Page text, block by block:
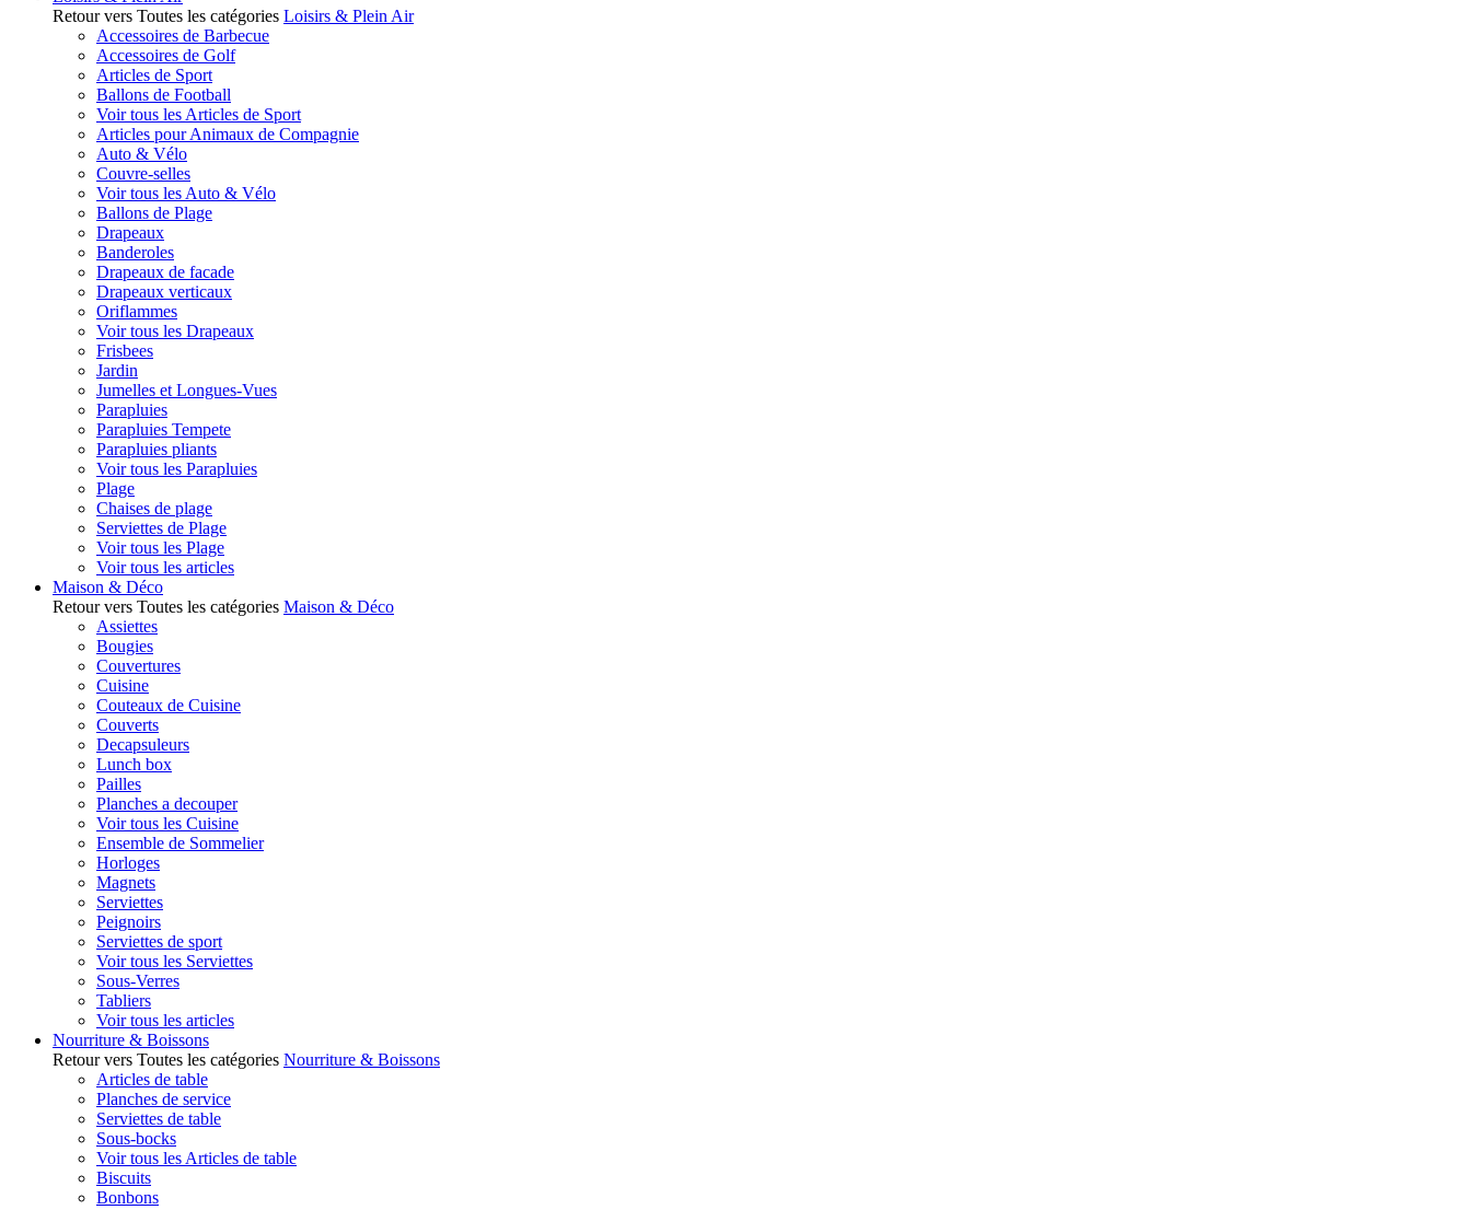
Retour vers Toutes les catégories Loisirs & Plein Air
Accessoires de Barbecue
Accessoires de Golf
Articles de Sport
Ballons de Football
Voir tous les Articles de Sport
Articles pour Animaux de Compagnie
Auto & Vélo
Couvre-selles
Voir tous les Auto & Vélo
Ballons de Plage
Drapeaux
Banderoles
Drapeaux de facade
Drapeaux verticaux
Oriflammes
Voir tous les Drapeaux
Frisbees
Jardin
Jumelles et Longues-Vues
Parapluies
Parapluies Tempete
Parapluies pliants
Voir tous les Parapluies
Plage
Chaises de plage
Serviettes de Plage
Voir tous les Plage
Voir tous les articles
Maison & Déco
Retour vers Toutes les catégories Maison & Déco
Assiettes
Bougies
Couvertures
Cuisine
Couteaux de Cuisine
Couverts
Decapsuleurs
Lunch box
Pailles
Planches a decouper
Voir tous les Cuisine
Ensemble de Sommelier
Horloges
Magnets
Serviettes
Peignoirs
Serviettes de sport
Voir tous les Serviettes
Sous-Verres
Tabliers
Voir tous les articles
Nourriture & Boissons
Retour vers Toutes les catégories Nourriture & Boissons
Articles de table
Planches de service
Serviettes de table
Sous-bocks
Voir tous les Articles de table
Biscuits
Bonbons